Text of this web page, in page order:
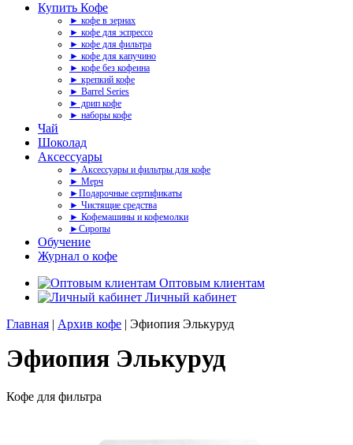
Купить Кофе
► кофе в зернах
► кофе для эспрессо
► кофе для фильтра
► кофе для капучино
► кофе без кофеина
► крепкий кофе
► Barrel Series
► дрип кофе
► наборы кофе
Чай
Шоколад
Аксессуары
► Аксессуары и фильтры для кофе
► Мерч
►Подарочные сертификаты
► Чистящие средства
► Кофемашины и кофемолки
►Сиропы
Обучение
Журнал о кофе
Оптовым клиентам
Личный кабинет
Главная | Архив кофе | Эфиопия Элькуруд
Эфиопия Элькуруд
Кофе для фильтра